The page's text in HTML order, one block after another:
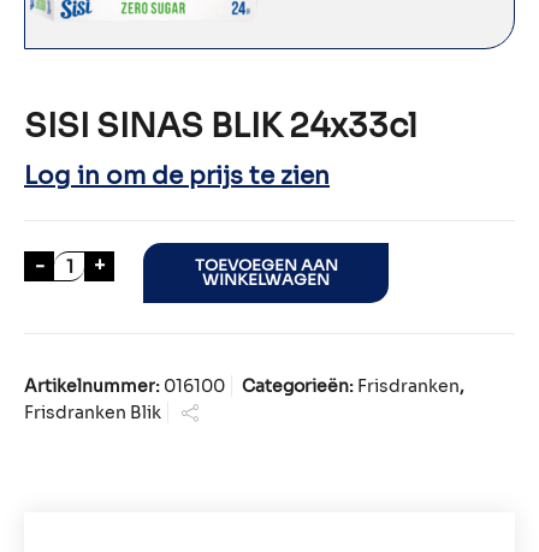
SISI SINAS BLIK 24x33cl
Log in om de prijs te zien
- SISI SINAS BLIK 24x33cl aantal
+ TOEVOEGEN AAN
WINKELWAGEN
Artikelnummer: 016100 Categorieën: Frisdranken,
Frisdranken Blik